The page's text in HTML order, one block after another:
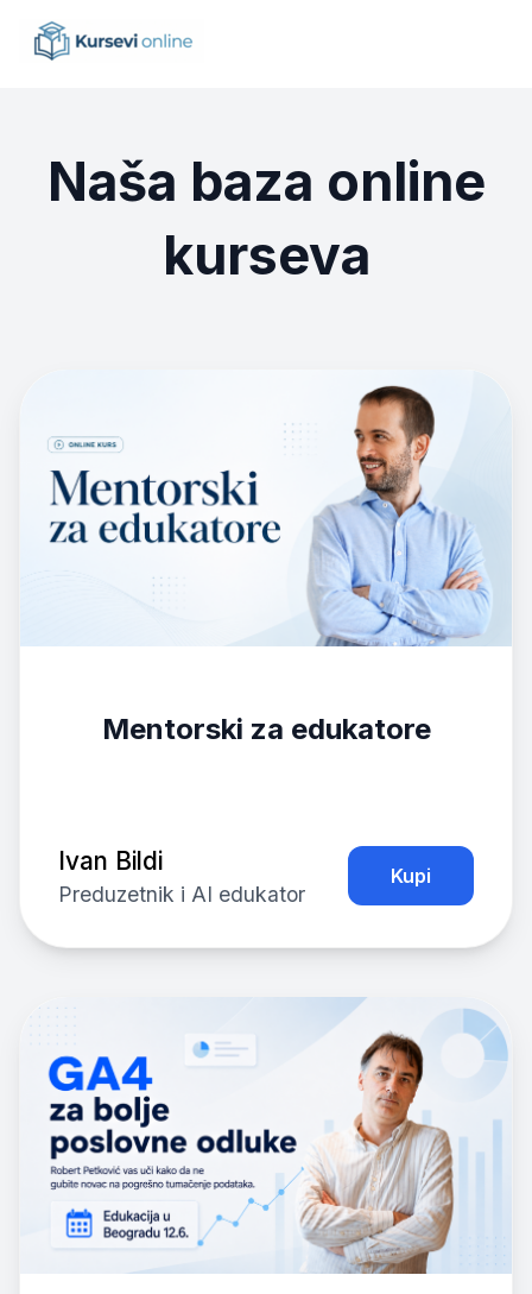
Naša baza online
kurseva
Mentorski za edukatore
Ivan Bildi
Preduzetnik i AI edukator
Kupi